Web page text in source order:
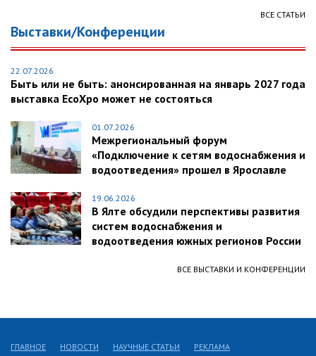
ВСЕ СТАТЬИ
Выставки/Конференции
22.07.2026
Быть или не быть: анонсированная на январь 2027 года
выставка EcoXpo может не состояться
01.07.2026
Межрегиональный форум
«Подключение к сетям водоснабжения и
водоотведения» прошел в Ярославле
19.06.2026
В Ялте обсудили перспективы развития
систем водоснабжения и
водоотведения южных регионов России
ВСЕ ВЫСТАВКИ И КОНФЕРЕНЦИИ
ГЛАВНОЕ НОВОСТИ НАУЧНЫЕ СТАТЬИ РЕКЛАМА